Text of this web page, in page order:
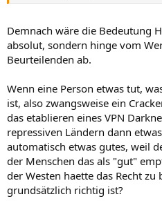
Demnach wäre die Bedeutung
absolut, sondern hinge vom
Beurteilenden ab.
Wenn eine Person etwas tut,
ist, also zwangsweise ein
das etablieren eines VPN
repressiven Ländern dann
automatisch etwas gutes, weil
der Menschen das als "gut"
der Westen haette das Recht
grundsätzlich richtig ist?